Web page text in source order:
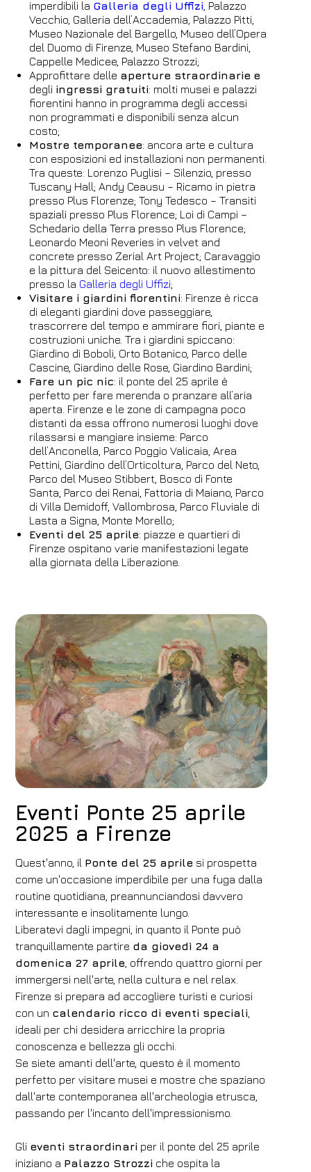
Hotel
FH55 Hotels
Arrivo
06/08 2026
Partenza
07/ 08/2026
1
Adulti
2
Bambini
0
Codice sconto
Prenota
Modifica prenotazione
imperdibili la Galleria degli Uffizi , Palazzo
Vecchio, Galleria dell’Accademia, Palazzo Pitti,
Museo Nazionale del Bargello, Museo dell’Opera
del Duomo di Firenze, Museo Stefano Bardini,
Cappelle Medicee, Palazzo Strozzi;
Approfittare delle aperture straordinarie e
degli ingressi gratuiti: molti musei e palazzi
fiorentini hanno in programma degli accessi
non programmati e disponibili senza alcun
costo;
Mostre temporanee: ancora arte e cultura
con esposizioni ed installazioni non permanenti.
Tra queste: Lorenzo Puglisi – Silenzio, presso
Tuscany Hall; Andy Ceausu – Ricamo in pietra
presso Plus Florenze; Tony Tedesco – Transiti
spaziali presso Plus Florence; Loi di Campi –
Schedario della Terra presso Plus Florence;
Leonardo Meoni Reveries in velvet and
concrete presso Zerial Art Project; Caravaggio
e la pittura del Seicento: il nuovo allestimento
presso la Galleria degli Uffizi;
Visitare i giardini fiorentini: Firenze è ricca
di eleganti giardini dove passeggiare,
trascorrere del tempo e ammirare fiori, piante e
costruzioni uniche. Tra i giardini spiccano:
Giardino di Boboli, Orto Botanico, Parco delle
Cascine, Giardino delle Rose, Giardino Bardini;
Fare un pic nic: il ponte del 25 aprile è
perfetto per fare merenda o pranzare all’aria
aperta. Firenze e le zone di campagna poco
distanti da essa offrono numerosi luoghi dove
rilassarsi e mangiare insieme: Parco
dell’Anconella, Parco Poggio Valicaia, Area
Pettini, Giardino dell’Orticoltura, Parco del Neto,
Parco del Museo Stibbert, Bosco di Fonte
Santa, Parco dei Renai, Fattoria di Maiano, Parco
di Villa Demidoff, Vallombrosa, Parco Fluviale di
Lasta a Signa, Monte Morello;
Eventi del 25 aprile: piazze e quartieri di
Firenze ospitano varie manifestazioni legate
alla giornata della Liberazione.
Eventi Ponte 25 aprile
2025 a Firenze
Quest'anno, il Ponte del 25 aprile si prospetta
come un'occasione imperdibile per una fuga dalla
routine quotidiana, preannunciandosi davvero
interessante e insolitamente lungo.
Liberatevi dagli impegni, in quanto il Ponte può
tranquillamente partire da giovedì 24 a
domenica 27 aprile , offrendo quattro giorni per
immergersi nell'arte, nella cultura e nel relax.
Firenze si prepara ad accogliere turisti e curiosi
con un calendario ricco di eventi speciali
ideali per chi desidera arricchire la propria
conoscenza e bellezza gli occhi.
Se siete amanti dell'arte, questo è il momento
perfetto per visitare musei e mostre che spaziano
dall'arte contemporanea all'archeologia etrusca,
passando per l'incanto dell'impressionismo.
Gli eventi straordinari per il ponte del 25 aprile
iniziano a Palazzo Strozzi che ospita la